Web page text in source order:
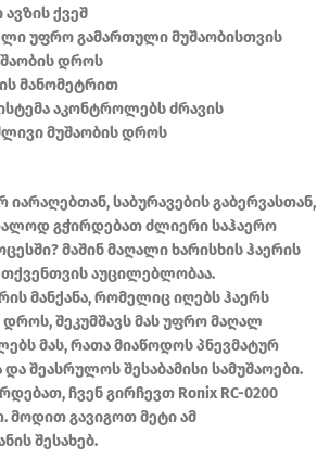
ქვეშ
უფრო გამართული მუშაობისთვის
დროს
მანომეტრით
აკონტროლებს ძრავის
მუშაობის დროს
იარაღებთან, საბურავების გაბერვასთან,
გჭირდებათ ძლიერი საჰაერო
მაშინ მაღალი ხარისხის ჰაერის
აუცილებლობაა.
მანქანა, რომელიც იღებს ჰაერს
შეკუმშავს მას უფრო მაღალ
მას, რათა მიაწოდოს პნევმატურ
შეასრულოს შესაბამისი სამუშაოები.
ჩვენ გირჩევთ Ronix RC-0200
მოდით გავიგოთ მეტი ამ
შესახებ.